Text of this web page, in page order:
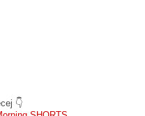
👇